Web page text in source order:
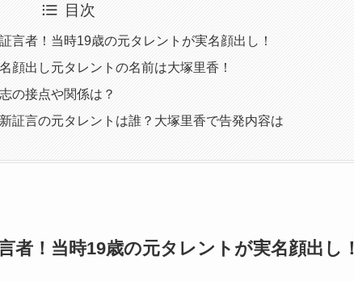
目次
言者！当時19歳の元タレントが実名顔出し！
顔出し元タレントの名前は大塚里香！
の接点や関係は？
証言の元タレントは誰？大塚里香で告発内容は
者！当時19歳の元タレントが実名顔出し！